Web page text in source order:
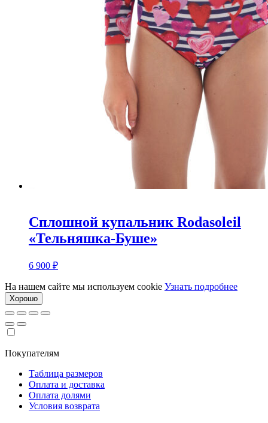
Сплошной купальник Rodasoleil
«Тельняшка-Буше»
6 900 ₽
На нашем сайте мы используем cookie Узнать подробнее
Хорошо
Покупателям
Таблица размеров
Оплата и доставка
Оплата долями
Условия возврата